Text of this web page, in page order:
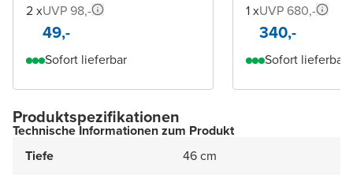
2 xUVP 98,-
49,-
Sofort lieferbar
1 xUVP 680,-
340,-
Sofort lieferbar
Produktspezifikationen
Technische Informationen zum Produkt
Tiefe
46 cm